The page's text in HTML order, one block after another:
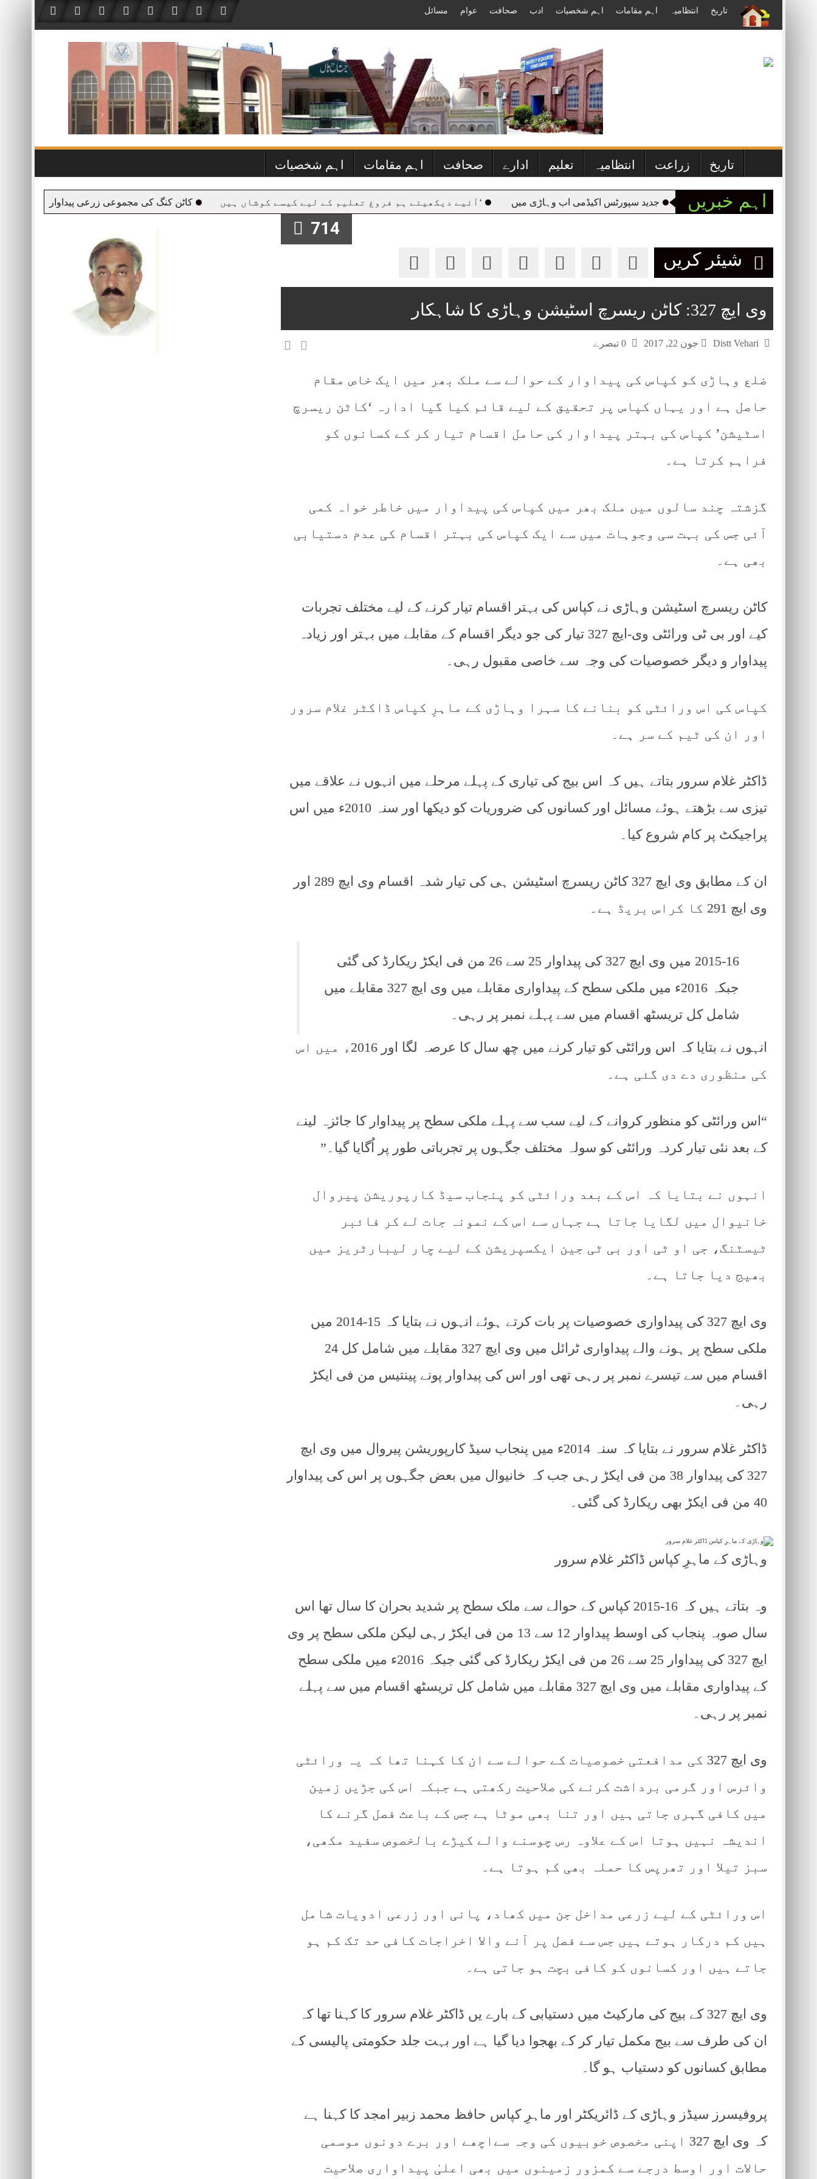
to
content
سرورق
تاریخ انتظامیہ اہم مقامات اہم شخصیات ادب صحافت عوام مسائل
تاریخ زراعت انتظامیہ تعلیم ادارے صحافت اہم مقامات اہم شخصیات
اہم خبریں جدید سپورٹس اکیڈمی اب وہاڑی میں ‘آئیے دیکھیئے ہم فروغ تعلیم کے لیے کیسے کوشاں ہیں کاٹن کنگ کی مجموعی زرعی پیداوار کیا رہی۔۔۔
714
شیئر کریں
وی ایچ 327: کاٹن ریسرچ اسٹیشن وہاڑی کا شاہکار
Distt Vehari جون 22, 2017
ضلع وہاڑی کو کپاس کی پیداوار کے حوالے سے ملک بھر میں ایک خاص مقام
حاصل ہے اور یہاں کپاس پر تحقیق کے لیے قائم کیا گیا ادارہ ‘کاٹن ریسرچ
اسٹیشن’ کپاس کی بہتر پیداوار کی حامل اقسام تیار کر کے کسانوں کو
فراہم کرتا ہے۔
گزشتہ چند سالوں میں ملک بھر میں کپاس کی پیداوار میں خاطر خواہ کمی
آئی جس کی بہت سی وجوہات میں سے ایک کپاس کی بہتر اقسام کی عدم دستیابی
بھی ہے۔
کاٹن ریسرچ اسٹیشن وہاڑی نے کپاس کی بہتر اقسام تیار کرنے کے لیے مختلف تجربات
کیے اور بی ٹی ورائٹی وی-ایچ 327 تیار کی جو دیگر اقسام کے مقابلے میں بہتر اور زیادہ
پیداوار و دیگر خصوصیات کی وجہ سے خاصی مقبول رہی۔
کپاس کی اس ورائٹی کو بنانے کا سہرا وہاڑی کے ماہرِ کپاس ڈاکٹر غلام سرور
اور ان کی ٹیم کے سر ہے۔
ڈاکٹر غلام سرور بتاتے ہیں کہ اس بیج کی تیاری کے پہلے مرحلے میں انہوں نے علاقے میں
تیزی سے بڑھتے ہوئے مسائل اور کسانوں کی ضروریات کو دیکھا اور سنہ 2010ء میں اس
پراجیکٹ پر کام شروع کیا۔
ان کے مطابق وی ایچ 327 کاٹن ریسرچ اسٹیشن ہی کی تیار شدہ اقسام وی ایچ 289 اور
وی ایچ 291 کا کراس بریڈ ہے۔
2015-16 میں وی ایچ 327 کی پیداوار 25 سے 26 من فی ایکڑ ریکارڈ کی گئی
جبکہ 2016ء میں ملکی سطح کے پیداواری مقابلے میں وی ایچ 327 مقابلے میں
شامل کل تریسٹھ اقسام میں سے پہلے نمبر پر رہی۔
انہوں نے بتایا کہ اس ورائٹی کو تیار کرنے میں چھ سال کا عرصہ لگا اور 2016ء میں اس
کی منظوری دے دی گئی ہے۔
“اس ورائٹی کو منظور کروانے کے لیے سب سے پہلے ملکی سطح پر پیداوار کا جائزہ لینے
کے بعد نئی تیار کردہ ورائٹی کو سولہ مختلف جگہوں پر تجرباتی طور پر اُگایا گیا۔”
انہوں نے بتایا کہ اس کے بعد ورائٹی کو پنجاب سیڈ کارپوریشن پیروال
خانیوال میں لگایا جاتا ہے جہاں سے اس کے نمونہ جات لے کر فائبر
ٹیسٹنگ، جی او ٹی اور بی ٹی جین ایکسپریشن کے لیے چار لیبارٹریز میں
بھیج دیا جاتا ہے۔
وی ایچ 327 کی پیداواری خصوصیات پر بات کرتے ہوئے انہوں نے بتایا کہ 15-2014 میں
ملکی سطح پر ہونے والے پیداواری ٹرائل میں وی ایچ 327 مقابلے میں شامل کل 24
اقسام میں سے تیسرے نمبر پر رہی تھی اور اس کی پیداوار پونے پینتیس من فی ایکڑ
رہی۔
ڈاکٹر غلام سرور نے بتایا کہ سنہ 2014ء میں پنجاب سیڈ کارپوریشن پیروال میں وی ایچ
327 کی پیداوار 38 من فی ایکڑ رہی جب کہ خانیوال میں بعض جگہوں پر اس کی پیداوار
40 من فی ایکڑ بھی ریکارڈ کی گئی۔
وہاڑی کے ماہرِ کپاس ڈاکٹر غلام سرور
وہ بتاتے ہیں کہ 16-2015 کپاس کے حوالے سے ملک سطح پر شدید بحران کا سال تھا اس
سال صوبہ پنجاب کی اوسط پیداوار 12 سے 13 من فی ایکڑ رہی لیکن ملکی سطح پر وی
ایچ 327 کی پیداوار 25 سے 26 من فی ایکڑ ریکارڈ کی گئی جبکہ 2016ء میں ملکی سطح
کے پیداواری مقابلے میں وی ایچ 327 مقابلے میں شامل کل تریسٹھ اقسام میں سے پہلے
نمبر پر رہی۔
وی ایچ 327 کی مدافعتی خصوصیات کے حوالے سے ان کا کہنا تھا کہ یہ ورائٹی
وائرس اور گرمی برداشت کرنے کی صلاحیت رکھتی ہے جبکہ اس کی جڑیں زمین
میں کافی گہری جاتی ہیں اور تنا بھی موٹا ہے جس کے باعث فصل گرنے کا
اندیشہ نہیں ہوتا اس کے علاوہ رس چوسنے والے کیڑے بالخصوص سفید مکھی،
سبز تیلا اور تھرپس کا حملہ بھی کم ہوتا ہے۔
اس ورائٹی کے لیے زرعی مداخل جن میں کھاد، پانی اور زرعی ادویات شامل
ہیں کم درکار ہوتے ہیں جس سے فصل پر آنے والا اخراجات کافی حد تک کم ہو
جاتے ہیں اور کسانوں کو کافی بچت ہو جاتی ہے۔
وی ایچ 327 کے بیج کی مارکیٹ میں دستیابی کے بارے یں ڈاکٹر غلام سرور کا کہنا تھا کہ
ان کی طرف سے بیج مکمل تیار کر کے بھجوا دیا گیا ہے اور بہت جلد حکومتی پالیسی کے
مطابق کسانوں کو دستیاب ہو گا۔
پروفیسرز سیڈز وہاڑی کے ڈائریکٹر اور ماہرِ کپاس حافظ محمد زبیر امجد کا کہنا ہے
کہ وی ایچ 327 اپنی مخصوص خوبیوں کی وجہ سےاچھے اور برے دونوں موسمی
حالات اور اوسط درجے سے کمزور زمینوں میں بھی اعلیٰ پیداواری صلاحیت